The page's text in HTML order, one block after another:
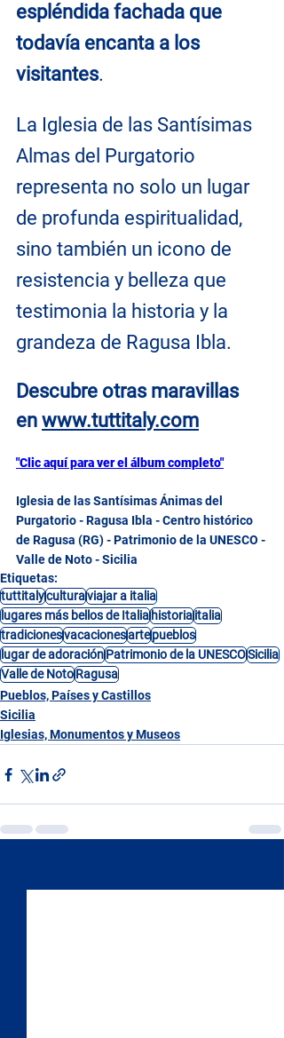
espléndida fachada que
todavía encanta a los
visitantes.
La Iglesia de las Santísimas
Almas del Purgatorio
representa no solo un lugar
de profunda espiritualidad,
sino también un icono de
resistencia y belleza que
testimonia la historia y la
grandeza de Ragusa Ibla.
Descubre otras maravillas
en www.tuttitaly.com
"Clic aquí para ver el álbum completo"
Iglesia de las Santísimas Ánimas del
Purgatorio - Ragusa Ibla - Centro histórico
de Ragusa (RG) - Patrimonio de la UNESCO -
Valle de Noto - Sicilia
Etiquetas:
tuttitalyculturaviajar a italia
lugares más bellos de Italiahistoriaitalia
tradicionesvacacionesartepueblos
lugar de adoraciónPatrimonio de la UNESCOSicilia
Valle de NotoRagusa
Pueblos, Países y Castillos
Sicilia
Iglesias, Monumentos y Museos